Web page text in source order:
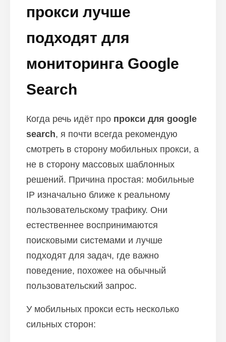
прокси лучше
подходят для
мониторинга Google
Search
Когда речь идёт про прокси для google
search, я почти всегда рекомендую
смотреть в сторону мобильных прокси, а
не в сторону массовых шаблонных
решений. Причина простая: мобильные
IP изначально ближе к реальному
пользовательскому трафику. Они
естественнее воспринимаются
поисковыми системами и лучше
подходят для задач, где важно
поведение, похожее на обычный
пользовательский запрос.
У мобильных прокси есть несколько
сильных сторон: